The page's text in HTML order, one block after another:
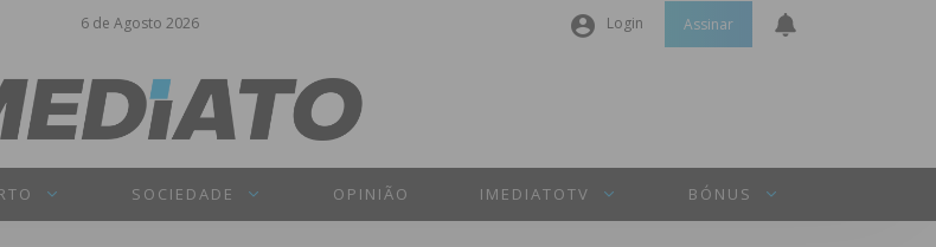
6 de Agosto 2026 Login
Senha
Assinar
SOCIEDADE OPINIÃO IMEDIATOTV BÓNUS